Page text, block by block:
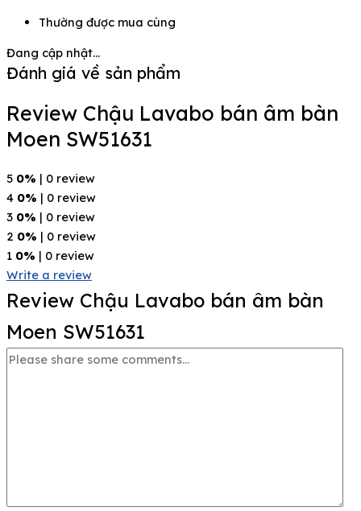
Thường được mua cùng
Đang cập nhật...
Đánh giá về sản phẩm
Review Chậu Lavabo bán âm bàn
Moen SW51631
5 0% | 0 review
4 0% | 0 review
3 0% | 0 review
2 0% | 0 review
1 0% | 0 review
Write a review
Review Chậu Lavabo bán âm bàn
Moen SW51631